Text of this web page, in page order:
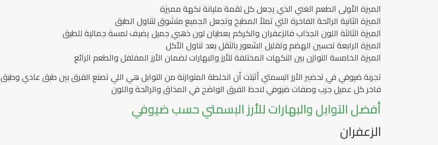
الميزة الأولى الطعم الغني الذي يجعل كل لقمة مليانة نكهة مميزة
الميزة الثانية الرائحة الفاخرة التي تملأ المطبخ وتجعل الجميع متشوق لتناول الطبق
الميزة الثالثة اللون الجذاب فالزعفران والكركم يعطيان لون ذهبي جميل يضيف لمسة جمالية للطبق
الميزة الرابعة تحسين الهضم وتقليل الشعور بالثقل بعد تناول الأكل
الميزة الخامسة التوازن بين النكهات المختلفة للأرز والبهارات لضمان الأرز المفلفل والطعم الرائع
تجربة ضيوفي في تحضير الأرز البسمتي أثبتت أن الخلطة المتوازنة من التوابل هي اللي تصنع الفرق بين طبق عادي وطبق
فاخر كل عميل جرب وصفات ضيوفي لاحظ الفرق الواضح في المذاق والرائحة واللون
أفضل التوابل والبهارات للأرز البسمتي حسب ضيوفي
الزعفران